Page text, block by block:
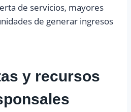
de servicios, mayores
de generar ingresos
y recursos